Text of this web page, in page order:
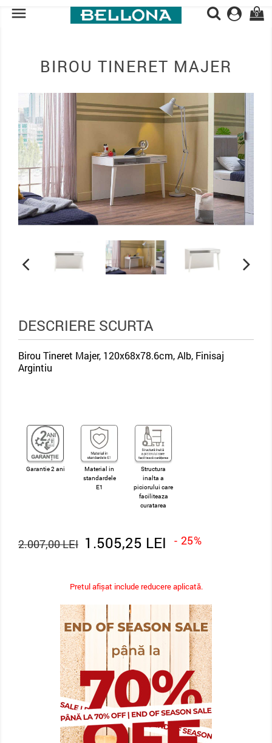
 0
BIROU TINERET MAJER
DESCRIERE SCURTA
Birou Tineret Majer, 120x68x78.6cm, Alb, Finisaj
Argintiu
Garantie 2 ani
Material in
standardele
E1
Structura
inalta a
piciorului care
faciliteaza
curatarea
1.505,25 LEI - 25%
2.007,00 LEI
Pretul afișat include reducere aplicată.